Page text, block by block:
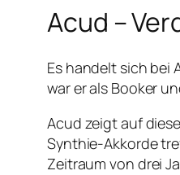
Acud –
Es handelt sich bei
war er als Booker
Acud zeigt auf
Synthie-Akkorde
Zeitraum von drei